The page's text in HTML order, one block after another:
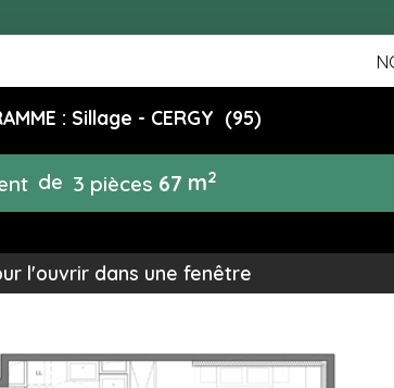
: Sillage - CERGY (95)
de 3 pièces 67 m2
l'ouvrir dans une fenêtre